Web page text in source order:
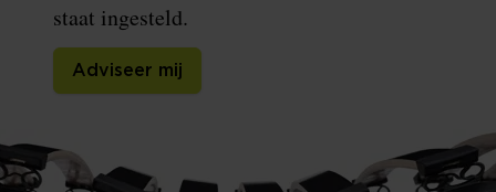
staat ingesteld.
Adviseer mij